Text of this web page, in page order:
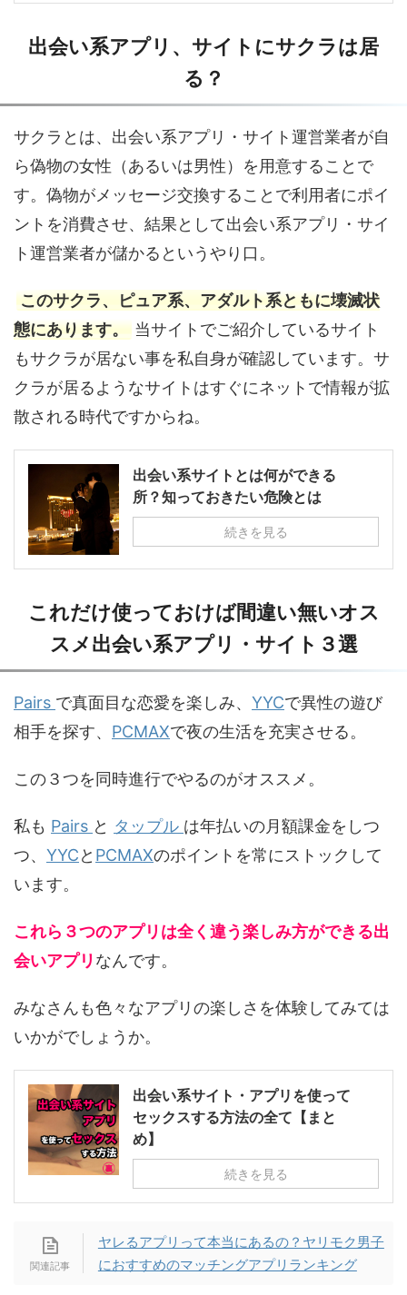
出会い系アプリ、サイトにサクラは居
る？
サクラとは、出会い系アプリ・サイト運営業者が自
ら偽物の女性（あるいは男性）を用意することで
す。偽物がメッセージ交換することで利用者にポイ
ントを消費させ、結果として出会い系アプリ・サイ
ト運営業者が儲かるというやり口。
このサクラ、ピュア系、アダルト系ともに壊滅状
態にあります。 当サイトでご紹介しているサイト
もサクラが居ない事を私自身が確認しています。サ
クラが居るようなサイトはすぐにネットで情報が拡
散される時代ですからね。
出会い系サイトとは何ができる
所？知っておきたい危険とは
続きを見る
これだけ使っておけば間違い無いオス
スメ出会い系アプリ・サイト３選
Pairs で真面目な恋愛を楽しみ、 YYCで異性の遊び
相手を探す、 PCMAXで夜の生活を充実させる。
この３つを同時進行でやるのがオススメ。
私も Pairs と タップル は年払いの月額課金をしつ
つ、 YYCと PCMAXのポイントを常にストックして
います。
これら３つのアプリは全く違う楽しみ方ができる出
会いアプリ なんです。
みなさんも色々なアプリの楽しさを体験してみては
いかがでしょうか。
出会い系サイト・アプリを使って
セックスする方法の全て【まと
め】
続きを見る
ヤレるアプリって本当にあるの？ヤリモク男子
におすすめのマッチングアプリランキング